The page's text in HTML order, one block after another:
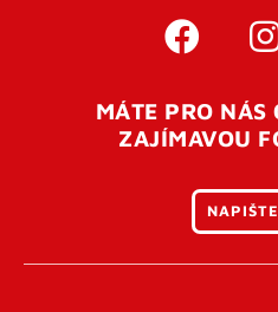
MÁTE PRO NÁS
ZAJÍMAVOU